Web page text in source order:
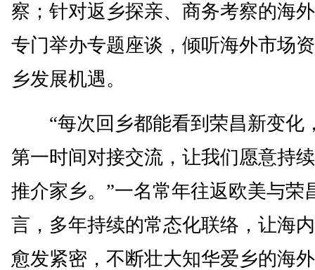
察；针对返乡探亲、商务考察的海
专门举办专题座谈，倾听海外市场
乡发展机遇。
“每次回乡都能看到荣昌新变化
第一时间对接交流，让我们愿意持
推介家乡。”一名常年往返欧美与荣
言，多年持续的常态化联络，让海
愈发紧密，不断壮大知华爱乡的海